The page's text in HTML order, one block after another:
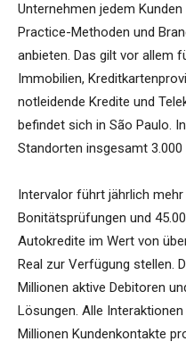
Unternehmen jedem
Practice-Methoden und
anbieten. Das gilt vor allem
Immobilien,
notleidende Kredite und
befindet sich in São Paulo.
Standorten insgesamt 3.000
Intervalor führt jährlich mehr
Bonitätsprüfungen und
Autokredite im Wert von
Real zur Verfügung stellen.
Millionen aktive Debitoren
Lösungen. Alle
Millionen Kundenkontakte